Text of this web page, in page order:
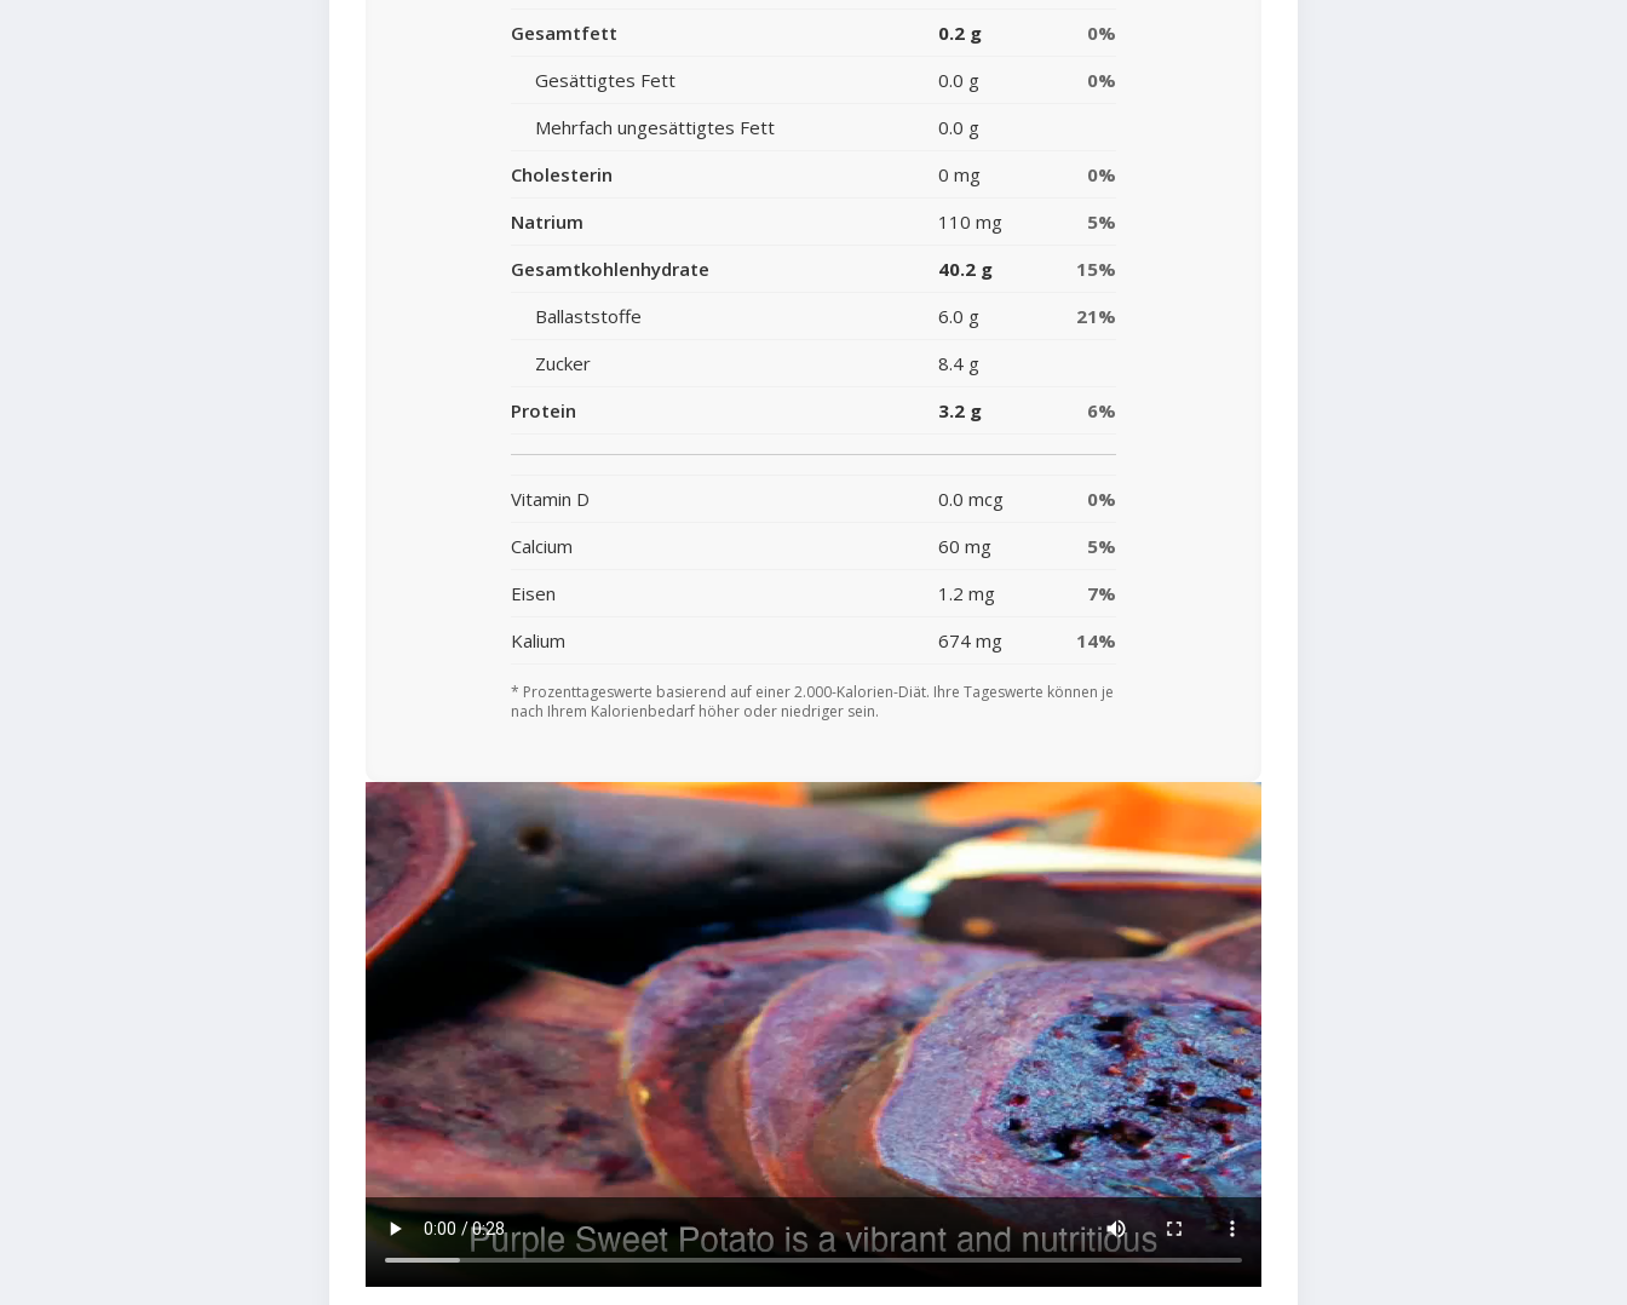
Gesamtfett 0.2 g
0%
Gesättigtes Fett
0.0 g
0%
Mehrfach ungesättigtes Fett
0.0 g
Cholesterin
0 mg
0%
Natrium
110 mg
5%
Gesamtkohlenhydrate
40.2 g
15%
Ballaststoffe
6.0 g
21%
Zucker
8.4 g
Protein
3.2 g 6%
Vitamin D 0.0 mcg
0%
Calcium
60 mg
5%
Eisen
1.2 mg
7%
Kalium
674 mg 14%
* Prozenttageswerte basierend auf einer 2.000-Kalorien-Diät. Ihre Tageswerte können je
nach Ihrem Kalorienbedarf höher oder niedriger sein.